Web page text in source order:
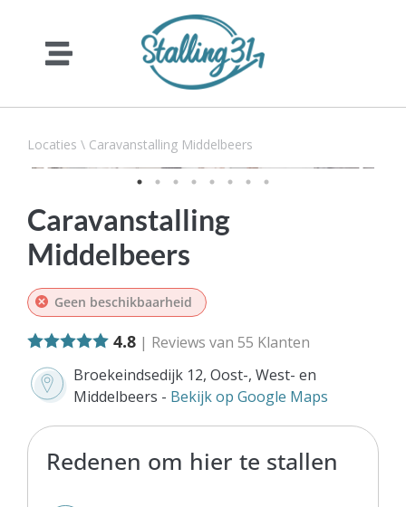
Locaties \ Caravanstalling Middelbeers
Caravanstalling
Middelbeers
Geen beschikbaarheid
4.8 | Reviews van 55 Klanten
Broekeindsedijk 12, Oost-, West- en
Middelbeers - Bekijk op Google Maps
Redenen om hier te stallen